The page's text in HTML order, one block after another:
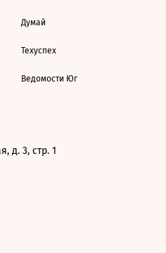
Думай
Техуспех
Ведомости Юг
д. 3, стр. 1